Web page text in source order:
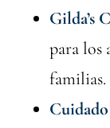
Gilda’s
para los
familias.